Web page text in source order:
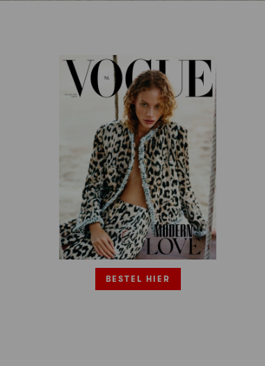
BESTEL HIER